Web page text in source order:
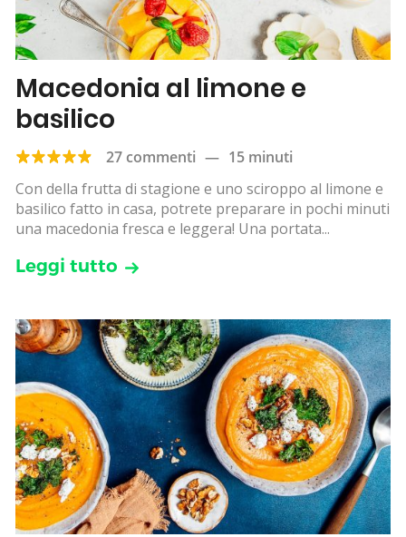
Macedonia al limone e
basilico
27 commenti — 15 minuti
Con della frutta di stagione e uno sciroppo al limone e
basilico fatto in casa, potrete preparare in pochi minuti
una macedonia fresca e leggera! Una portata...
Leggi tutto